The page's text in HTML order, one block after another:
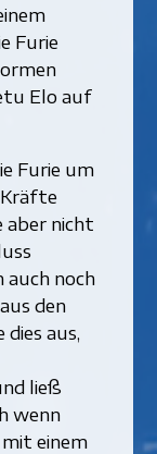
Furie
Elo auf
Furie um
aber nicht
auch noch
den
dies aus,
ließ
wenn
mit einem